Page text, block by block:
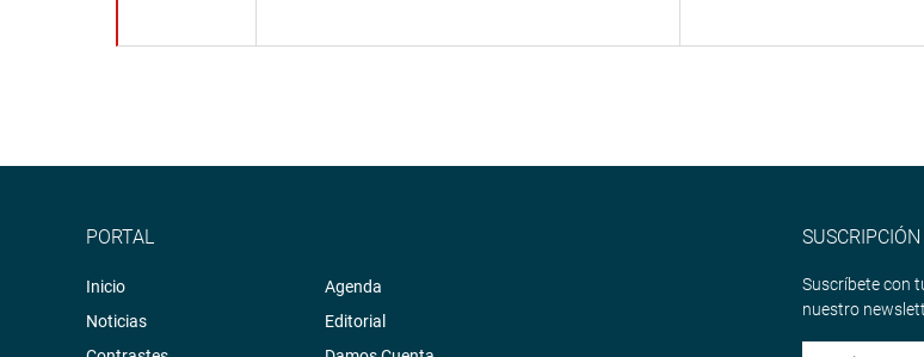
PORTAL
Inicio
Noticias
Agenda
Editorial
SUSCRIPCIÓN
Suscríbete con
nuestro